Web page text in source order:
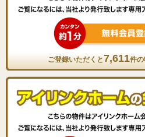
ご登録いただくと7,611件の